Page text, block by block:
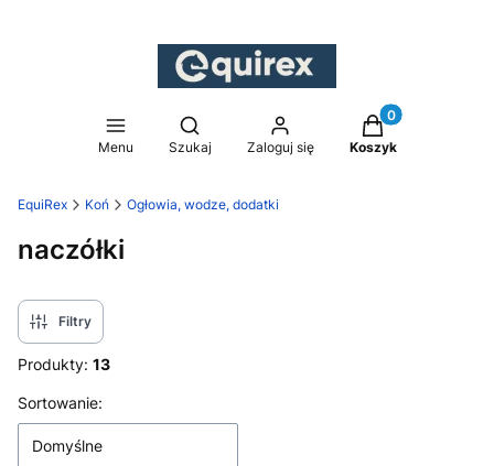
Menu
Otwórz wyszukiwarkę
Szukaj Zaloguj się
Produkty w
Koszyk
EquiRex Koń Ogłowia, wodze, dodatki
naczółki
Filtry
Produkty: 13
Lista produktów
Sortowanie:
Domyślne